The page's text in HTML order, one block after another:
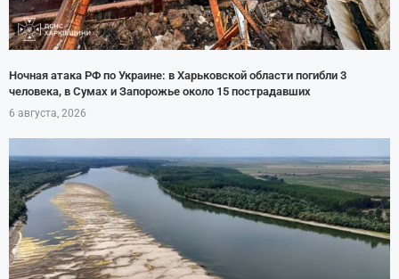
Ночная атака РФ по Украине: в Харьковской области погибли 3
человека, в Сумах и Запорожье около 15 пострадавших
6 августа, 2026